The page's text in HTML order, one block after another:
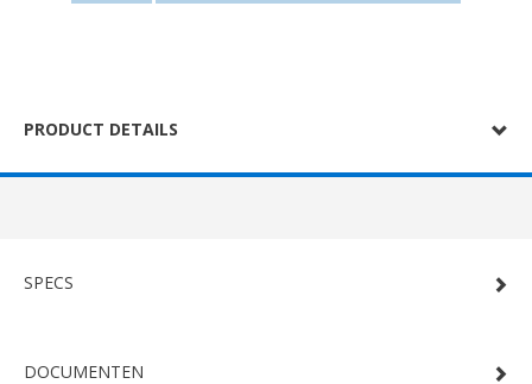
PRODUCT DETAILS
SPECS
DOCUMENTEN